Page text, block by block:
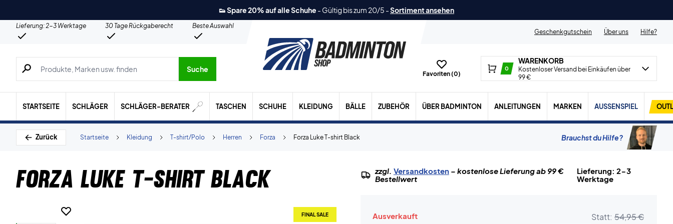
👟 Spare 20% auf alle Schuhe - Gültig bis zum 20/5 -Sortiment ansehen
Lieferung: 2-3 Werktage 30 Tage Rückgaberecht
Beste Auswahl
Geschenkgutschein
Über uns Hilfe?
Suche nach Produkten, Marken usw.
Suche
Favoriten (0)
0
WARENKORB
Kostenloser Versand bei Einkäufen über
99 €
STARTSEITE SCHLÄGER SCHLÄGER-BERATER TASCHEN SCHUHE KLEIDUNG BÄLLE ZUBEHÖR ÜBER BADMINTON ANLEITUNGEN MARKEN AUSSENSPIEL
Zurück Forza Luke T-shirt Black
Forza
Herren
T-shirt/Polo
Kleidung
Startseite Brauchst du Hilfe?
Forza Luke T-shirt Black
FINAL SALE
zzgl. Versandkosten– kostenlose Lieferung ab 99 €
Bestellwert
Lieferung: 2-3
Werktage
Ausverkauft Statt: 54,95 €